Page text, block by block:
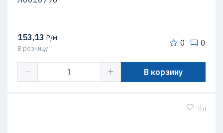
153,13 ₽/м.
В розницу
0 0
В корзину